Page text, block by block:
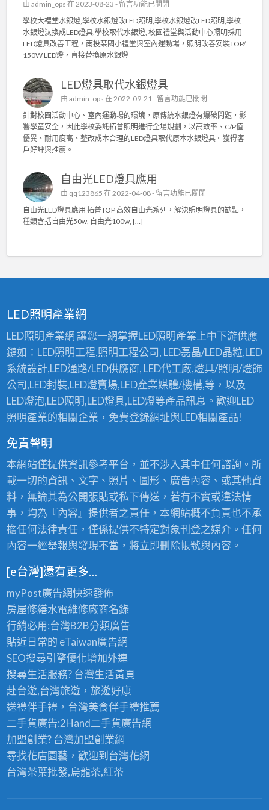
園
市
店
家
L
D
節
能
標
章
燈
中
，
有
效
改
善
內
照
明
照
度
〉
由 admin_ops 在 2023-08-23 - 在
〈
校
園
禮
堂
活
動
心
照
明
L
E
D
燈
具
工
〉
留言功能已關閉
學校大禮堂水銀燈,學校水銀燈改LED照明,學校水銀燈改LED照明,學校
水銀燈汰換成LED燈具,學校取代水銀燈, 校園禮堂與活動中心照明採用
LED燈具改善工程，南投某國小禮堂與室內運動場，照明改善安裝TOP/
150W LED燈，直接替換原水銀燈
LED燈具取代水銀燈具
由admin_ops 在 2022-09-21 - 在
〈
L
E
D
代
銀
中
留言功能已關閉
針對校園活動中心、室內運動場的環境，原傳統水銀燈有爆破問題，影
響學童安全，因此學校委託拓普照明進行全場規劃，以高效率、C/P值
優異、耐用度高、整改成本合理的LED燈具取代原本水銀燈具。獲得客
戶好評與推薦。
自由光LED燈具應用
由 qq123865 在 2022-04-08 - 在
〈
自
〉
中
留言功能已關閉
自由光LED燈具應用 拓普TOP 高效自由光系列，解決照明燈具的缺點，
種類含括自由光50w, 自由光100w, […]
LED照明產業網
LED照明產業網 讓您一網掌握LED照明產業上中下游供應
鏈如：LED照明工程,照明工程公司, LED磊晶/LED晶粒,LED
系統設計,LED通路/LED供應商, LED代工廠,燈具/照明/燈飾
公司,LED封裝,LED燈賣場,LED產業媒體/機構,等，以及
LED燈泡,LED照明,LED燈具,LED燈等產品訊息。歡迎LED
照明產業的相關企業，免費登錄網址與LED相關產品!
免責聲明
本網站僅提供資訊參考平台，並不涉入其中任何諮詢。所
載一切的資訊、文字、照片、圖形、廣告內容、或其他資
料，無論其為公開張貼或私下傳送，若有不實或違法情
事，均為『內容』提供者之責任，本網站概不負責也不承
擔任何法律責任，僅係提供不特定對象刊登之媒介。任何
內容一經舉報與發現不當，將立即刪除帳號與內容。
[e台灣]還有更多…
myPost廣告網快速發佈
房屋修繕水電維修廠商名錄
行銷必用:台灣B2B分類廣告
貼近日常的 eTaiwan廣告網
SEO搜尋引擎優化增加外連
搜尋生活服務? 台灣生活黃頁
赴台遊,台灣旅遊，旅遊好康
送禮伴手禮，台灣美食伴手禮推薦
二手貨廣告:2Hand二手貨廣告網
加盟創業? 台灣加盟創業網
尋找花店園藝，歡迎到台灣花網
台灣茶葉批發,烏龍茶,紅茶